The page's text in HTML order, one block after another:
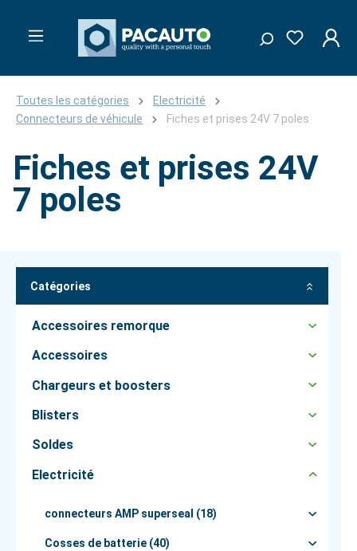
Toutes les catégories
Electricité
Connecteurs de véhicule
Fiches et prises 24V 7 poles
Fiches et prises 24V
7 poles
Catégories
Accessoires remorque
Accessoires
Chargeurs et boosters
Blisters
Soldes
Electricité
connecteurs AMP superseal (18)
Cosses de batterie (40)